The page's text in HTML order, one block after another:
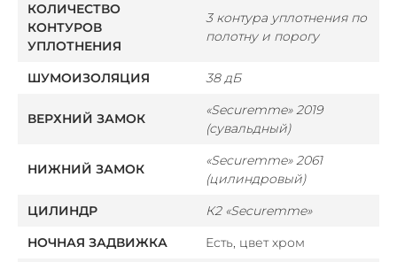
КОЛИЧЕСТВО
КОНТУРОВ
УПЛОТНЕНИЯ
3 контура уплотнения по
полотну и порогу
ШУМОИЗОЛЯЦИЯ 38 дБ
ВЕРХНИЙ ЗАМОК
«Securemme» 2019
(сувальдный)
НИЖНИЙ ЗАМОК
«Securemme» 2061
(цилиндровый)
ЦИЛИНДР
К2 «Securemme»
НОЧНАЯ ЗАДВИЖКА
Есть, цвет хром